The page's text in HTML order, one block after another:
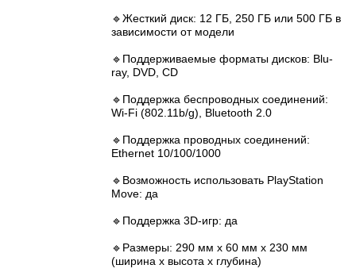
🔹Жесткий диск: 12 ГБ, 250 ГБ или 500 ГБ в
зависимости от модели
🔹Поддерживаемые форматы дисков: Blu-
ray, DVD, CD
🔹Поддержка беспроводных соединений:
Wi-Fi (802.11b/g), Bluetooth 2.0
🔹Поддержка проводных соединений:
Ethernet 10/100/1000
🔹Возможность использовать PlayStation
Move: да
🔹Поддержка 3D-игр: да
🔹Размеры: 290 мм x 60 мм x 230 мм
(ширина x высота x глубина)